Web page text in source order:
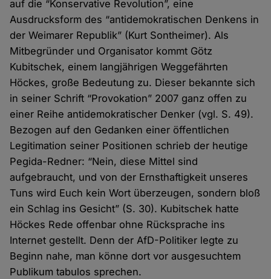
auf die “Konservative Revolution”, eine
Ausdrucksform des “antidemokratischen Denkens in
der Weimarer Republik” (Kurt Sontheimer). Als
Mitbegründer und Organisator kommt Götz
Kubitschek, einem langjährigen Weggefährten
Höckes, große Bedeutung zu. Dieser bekannte sich
in seiner Schrift “Provokation” 2007 ganz offen zu
einer Reihe antidemokratischer Denker (vgl. S. 49).
Bezogen auf den Gedanken einer öffentlichen
Legitimation seiner Positionen schrieb der heutige
Pegida-Redner: “Nein, diese Mittel sind
aufgebraucht, und von der Ernsthaftigkeit unseres
Tuns wird Euch kein Wort überzeugen, sondern bloß
ein Schlag ins Gesicht” (S. 30). Kubitschek hatte
Höckes Rede offenbar ohne Rücksprache ins
Internet gestellt. Denn der AfD-Politiker legte zu
Beginn nahe, man könne dort vor ausgesuchtem
Publikum tabulos sprechen.